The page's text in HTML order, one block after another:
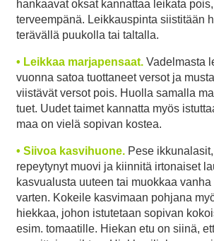
hankaavat oksat kannattaa leikata
terveempänä. Leikkauspinta siistitään
terävällä puukolla tai taltalla.
• Leikkaa marjapensaat. Vadelmasta
vuonna satoa tuottaneet versot ja
viistävät versot pois. Huolla samalla
tuet. Uudet taimet kannatta myös
maa on vielä sopivan kostea.
• Siivoa kasvihuone. Pese
repeytynyt muovi ja kiinnitä irtonaiset
kasvualusta uuteen tai muokkaa
varten. Kokeile kasvimaan pohjana
hiekkaa, johon istutetaan sopivan
esim. tomaatille. Hiekan etu on siinä,